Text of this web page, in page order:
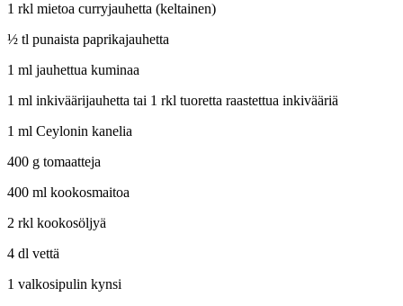
1 rkl mietoa curryjauhetta (keltainen)
½ tl punaista paprikajauhetta
1 ml jauhettua kuminaa
1 ml inkiväärijauhetta tai 1 rkl tuoretta raastettua inkivääriä
1 ml Ceylonin kanelia
400 g tomaatteja
400 ml kookosmaitoa
2 rkl kookosöljyä
4 dl vettä
1 valkosipulin kynsi